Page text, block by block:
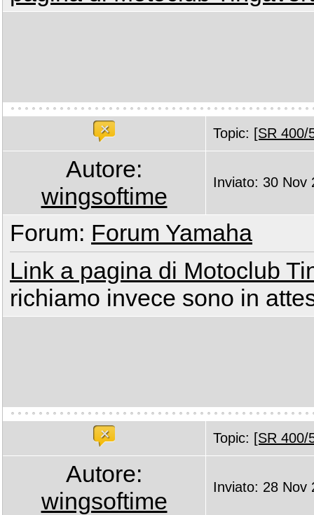
Topic: [SR 400/
Autore:
wingsoftime
Inviato: 30 Nov
Forum: Forum Yamaha
Link a pagina di Motoclub
richiamo invece sono in
Topic: [SR 400/
Autore:
wingsoftime
Inviato: 28 Nov